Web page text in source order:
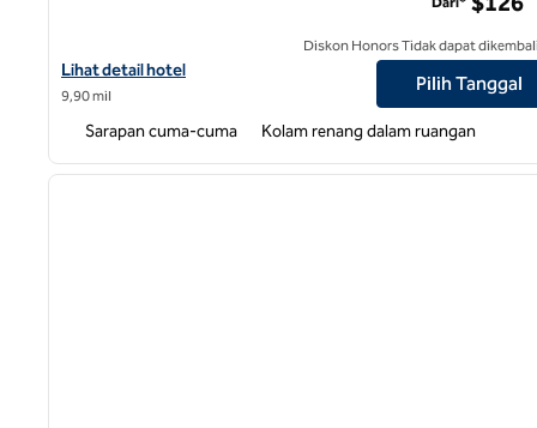
Lihat detail hotel untuk Hampton Inn Charlotte-Uptown
Lihat detail hotel
9,90 mil
Diskon Honors Tidak dapat
Pilih Tanggal
Sarapan cuma-cuma Kolam renang dalam ruangan
1 dari 12